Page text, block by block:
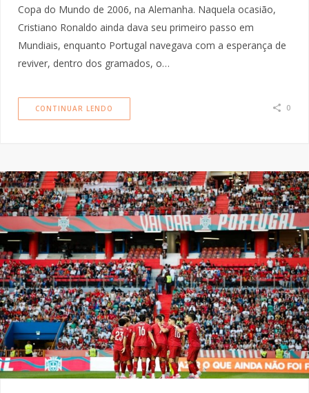
Copa do Mundo de 2006, na Alemanha. Naquela ocasião,
Cristiano Ronaldo ainda dava seu primeiro passo em
Mundiais, enquanto Portugal navegava com a esperança de
reviver, dentro dos gramados, o…
CONTINUAR LENDO 0